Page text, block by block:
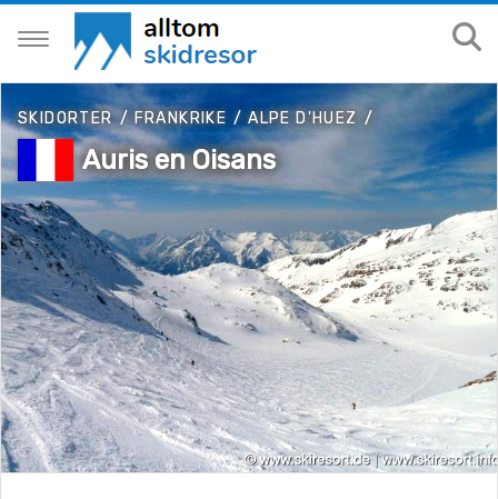
SKIDORTER/FRANKRIKE /ALPE D'HUEZ /
Auris en Oisans